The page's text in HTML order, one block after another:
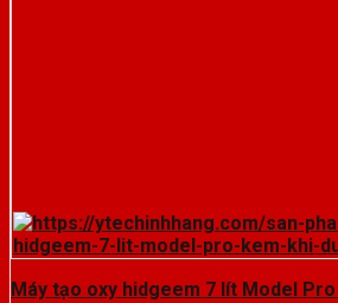
Máy tạo oxy hidgeem 7 lít Model